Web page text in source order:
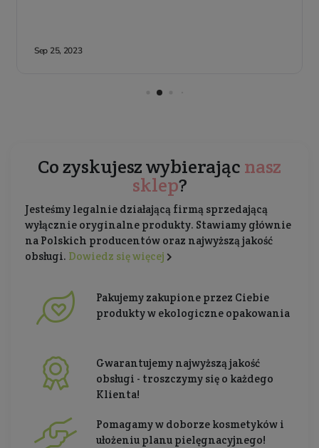
Co zyskujesz wybierając nasz
sklep?
Jesteśmy legalnie działającą firmą sprzedającą
wyłącznie oryginalne produkty. Stawiamy głównie
na Polskich producentów oraz najwyższą jakość
obsługi. Dowiedz się więcej
Pakujemy zakupione przez Ciebie
produkty w ekologiczne opakowania
Gwarantujemy najwyższą jakość
obsługi - troszczymy się o każdego
Klienta!
Pomagamy w doborze kosmetyków i
ułożeniu planu pielęgnacyjnego!